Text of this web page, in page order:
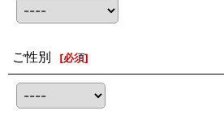
ご性別 [必須]